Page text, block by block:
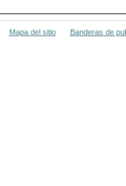
Mapa del sitio Banderas de